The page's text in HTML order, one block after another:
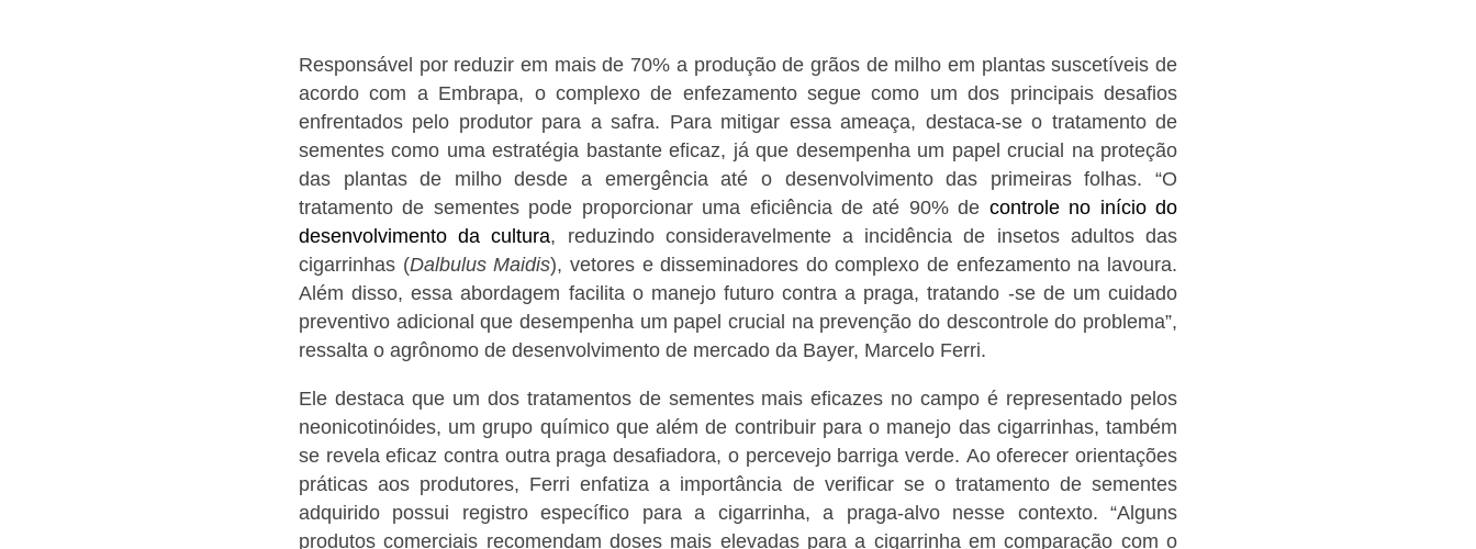
Responsável por reduzir em mais de 70% a produção de grãos de milho em plantas suscetíveis de
acordo com a Embrapa, o complexo de enfezamento segue como um dos principais desafios
enfrentados pelo produtor para a safra. Para mitigar essa ameaça, destaca-se o tratamento de
sementes como uma estratégia bastante eficaz, já que desempenha um papel crucial na proteção
das plantas de milho desde a emergência até o desenvolvimento das primeiras folhas. “O
tratamento de sementes pode proporcionar uma eficiência de até 90% de controle no início do
desenvolvimento da cultura, reduzindo consideravelmente a incidência de insetos adultos das
cigarrinhas (Dalbulus Maidis), vetores e disseminadores do complexo de enfezamento na lavoura.
Além disso, essa abordagem facilita o manejo futuro contra a praga, tratando -se de um cuidado
preventivo adicional que desempenha um papel crucial na prevenção do descontrole do problema”,
ressalta o agrônomo de desenvolvimento de mercado da Bayer, Marcelo Ferri.
Ele destaca que um dos tratamentos de sementes mais eficazes no campo é representado pelos
neonicotinóides, um grupo químico que além de contribuir para o manejo das cigarrinhas, também
se revela eficaz contra outra praga desafiadora, o percevejo barriga verde. Ao oferecer orientações
práticas aos produtores, Ferri enfatiza a importância de verificar se o tratamento de sementes
adquirido possui registro específico para a cigarrinha, a praga-alvo nesse contexto. “Alguns
produtos comerciais recomendam doses mais elevadas para a cigarrinha em comparação com o